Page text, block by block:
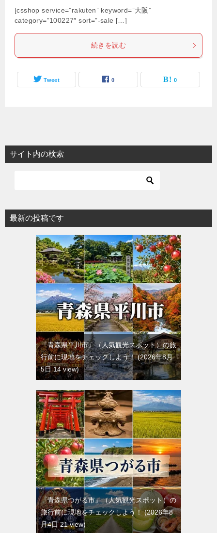
[csshop service=”rakuten” keyword=”大阪”
category=”100227″ sort=”-sale […]
続きを読む
Tweet 0 0
サイト内の検索
最新の投稿です
『青森県平川市』（人気観光スポット）の旅
行前に現地をチェックしよう！ 2026年8月
5日 14 view
『青森県つがる市』（人気観光スポット）の
旅行前に現地をチェックしよう！ 2026年8
月4日 21 view